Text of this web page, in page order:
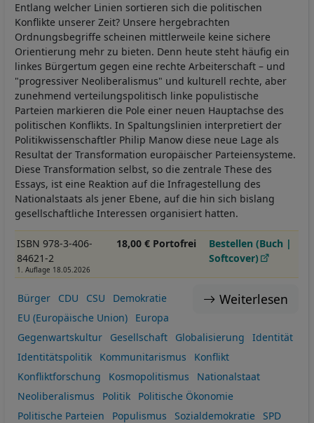
Entlang welcher Linien sortieren sich die politischen
Konflikte unserer Zeit? Unsere hergebrachten
Ordnungsbegriffe scheinen mittlerweile keine sichere
Orientierung mehr zu bieten. Denn heute steht häufig ein
linkes Bürgertum gegen eine rechte Arbeiterschaft – und
"progressiver Neoliberalismus" und kulturell rechte, aber
zunehmend verteilungspolitisch linke populistische
Parteien markieren die Pole einer neuen Hauptachse des
politischen Konflikts. In Spaltungslinien interpretiert der
Politikwissenschaftler Philip Manow diese neue Lage als
Resultat der Transformation europäischer Parteiensysteme.
Diese Transformation selbst, so die zentrale These des
Essays, ist eine Reaktion auf die Infragestellung des
Nationalstaats als jener Ebene, auf die hin sich bislang
gesellschaftliche Interessen organisiert hatten.
ISBN 978-3-406-
84621-2
1. Auflage 18.05.2026
18,00 € Portofrei
Bestellen (Buch |
Softcover)
Weiterlesen
Bürger CDU CSU
Demokratie
EU (Europäische Union)
Europa
Gegenwartskultur
Gesellschaft Globalisierung
Identität
Identitätspolitik
Kommunitarismus
Konflikt
Konfliktforschung
Kosmopolitismus
Nationalstaat
Neoliberalismus
Politik
Politische Ökonomie
Politische Parteien
Populismus Sozialdemokratie
SPD